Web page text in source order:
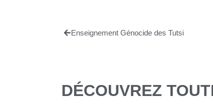
Enseignement Génocide des Tutsi
DÉCOUVREZ